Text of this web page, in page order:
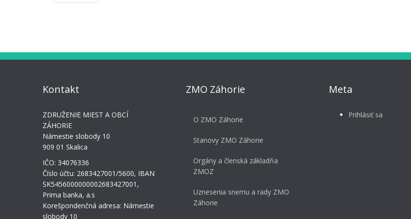
Kontakt
ZDRUŽENIE MIEST A OBCÍ
ZÁHORIE
Námestie slobody 10
909 01 Skalica
IČO: 34076336
Číslo účtu: 2683427001/5600, IBAN
SK5456000000002683427001,
Prima banka, a.s
Korešpondenčná adresa: Námestie
slobody 10
ZMO Záhorie
O ZMO Záhorie
Stanovy ZMO Záhorie
Orgány a členská základňa
ZMOZ
Uznesenia snemu a rady ZMO
Záhorie
Meta
Prihlásiť sa